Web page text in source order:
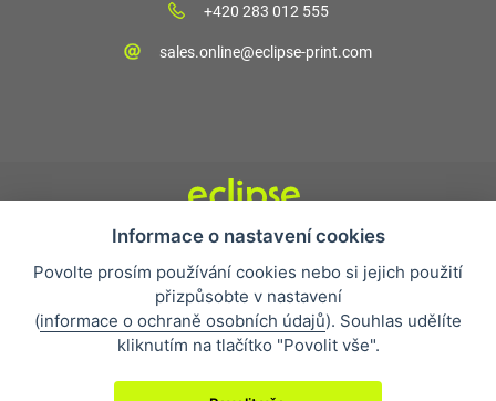
+420 283 012 555
sales.online@eclipse-print.com
Obchodní podmínky
Nejčastější otázky
Ochrana osobních údajů
O společnosti
Whistleblowing
Informace o nastavení cookies
Povolte prosím používání cookies nebo si jejich použití
přizpůsobte v nastavení
(informace o ochraně osobních údajů). Souhlas udělíte
kliknutím na tlačítko "Povolit vše".